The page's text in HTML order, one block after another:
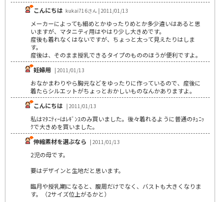
こんにちは kukai716さん | 2011/01/13
メーカーによっても細めとかゆったりめとか多少違いはあると思
いますが、マタニティ用はやはり少し大きめです。
産後も着れなくはないですが、ちょっと太って見えたりはしま
す。
産後は、そのまま授乳できるタイプのもののほうが便利ですよ。
妊婦用 | 2011/01/13
おなかまわりやら胸元などをゆったりに作っているので、産後に
着たらシルエットがちょっとおかしいものなんかありますよ。
こんにちは | 2011/01/13
私はﾏﾀﾆﾃｨｰはﾚｷﾞﾝｽのみ買いました。後々着れるように普通のﾁｭﾆｯ
ｸで大きめを買いました。
伸縮素材を選ぶなら | 2011/01/13
2児の母です。
要はデザインと生地だと思います。
臨月や授乳期になると、腹周だけでなく、バストも大きくなりま
す。（2サイズ位上がるかと）